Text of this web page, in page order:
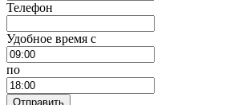
Телефон
Удобное время c
по
Отправить